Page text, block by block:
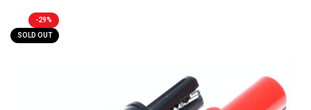
-29%
SOLD OUT